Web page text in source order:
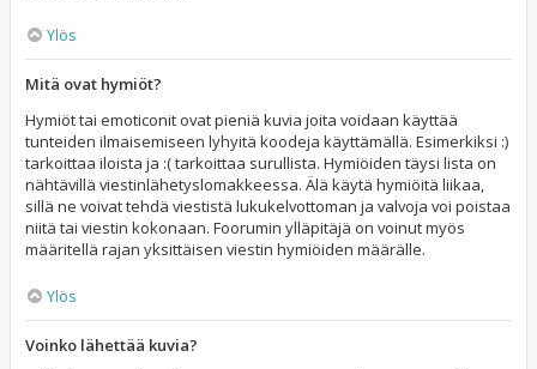
Ylös
Mitä ovat hymiöt?
Hymiöt tai emoticonit ovat pieniä kuvia joita voidaan käyttää
tunteiden ilmaisemiseen lyhyitä koodeja käyttämällä. Esimerkiksi :)
tarkoittaa iloista ja :( tarkoittaa surullista. Hymiöiden täysi lista on
nähtävillä viestinlähetyslomakkeessa. Älä käytä hymiöitä liikaa,
sillä ne voivat tehdä viestistä lukukelvottoman ja valvoja voi poistaa
niitä tai viestin kokonaan. Foorumin ylläpitäjä on voinut myös
määritellä rajan yksittäisen viestin hymiöiden määrälle.
Ylös
Voinko lähettää kuvia?